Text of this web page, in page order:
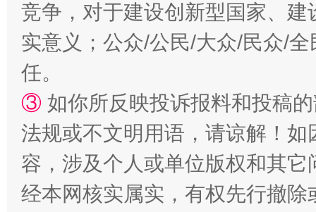
扯下公款旅游的“隐身衣” 如何以
竞争，对于建设创新型国家、
实意义；公众/公民/大众/民众/
任。
③ 如你所反映投诉报料和投稿
法规或不文明用语，请谅解！
容，涉及个人或单位版权和其它
经本网核实属实，有权先行撤